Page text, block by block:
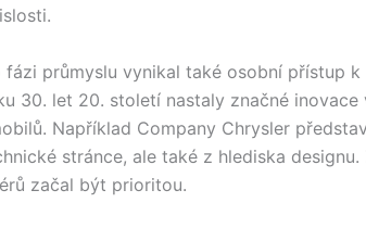
průmyslu vynikal také osobní přístup
30. let 20. století nastaly značné
Například Company Chrysler
stránce, ale také z hlediska
začal být prioritou.